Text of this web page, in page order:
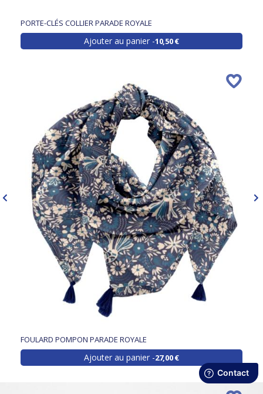
PORTE-CLÉS COLLIER PARADE ROYALE
Ajouter au panier 10,50 €
FOULARD POMPON PARADE ROYALE
Ajouter au panier 27,00 €